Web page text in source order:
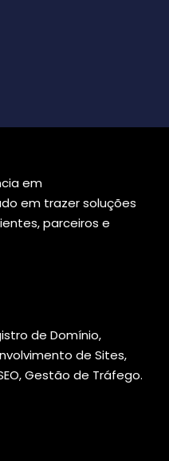
em
em trazer soluções
parceiros e
de Domínio,
de Sites,
Gestão de Tráfego.